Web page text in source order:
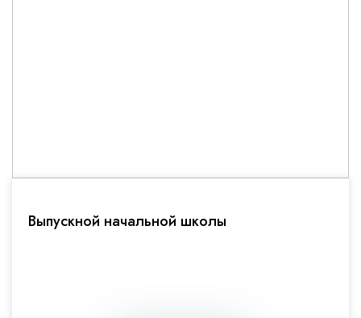
Выпускной начальной школы